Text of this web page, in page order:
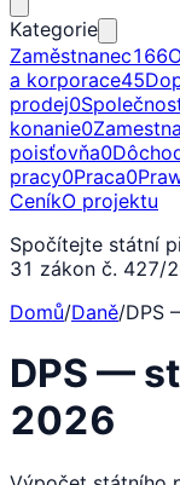
Kategorie
Zaměstnanec166
a korporace45
prodej0
konanie0
poisťovňa0
pracy0Praca0
CeníkO projektu
Spočítejte státní
31 zákon č. 427/
Domů/Daně/DPS
DPS —
2026